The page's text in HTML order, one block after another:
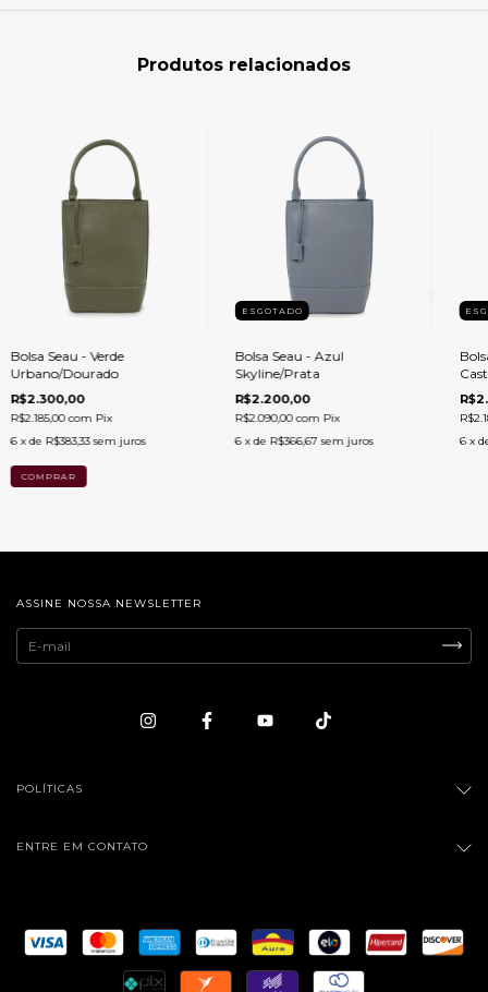
Produtos relacionados
Bolsa Seau - Verde
Urbano/Dourado
R$2.300,00
R$2.185,00com Pix
6 x de R$383,33 sem juros
ESGOTADO
Bolsa Seau - Azul
Skyline/Prata
R$2.200,00
R$2.090,00com Pix
6 x de R$366,67 sem juros
6 x
ASSINE NOSSA NEWSLETTER
POLÍTICAS
ENTRE EM CONTATO